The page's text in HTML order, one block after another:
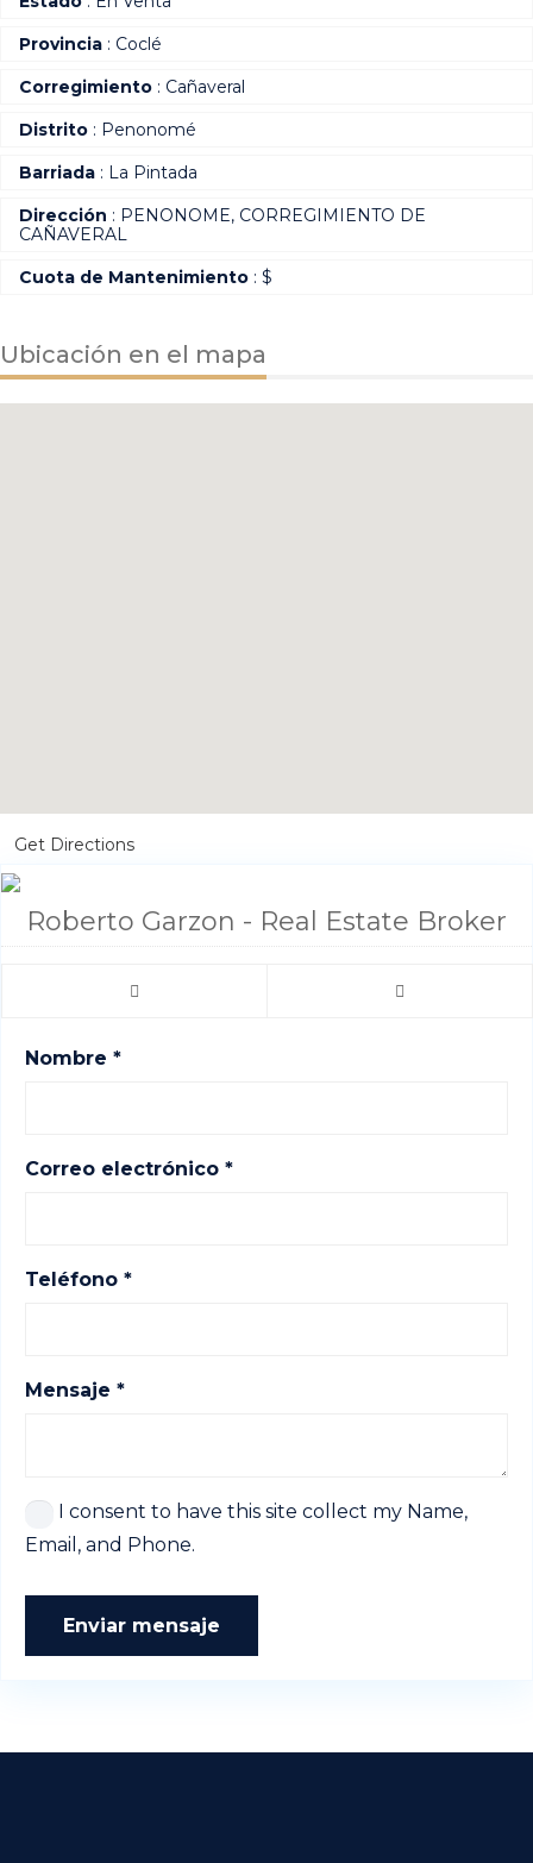
Provincia : Coclé
Corregimiento : Cañaveral
Distrito : Penonomé
Barriada : La Pintada
Dirección : PENONOME, CORREGIMIENTO DE
CAÑAVERAL
Cuota de Mantenimiento : $
Ubicación en el mapa
Get Directions
Roberto Garzon - Real Estate Broker
Nombre *
Correo electrónico *
Teléfono *
Mensaje *
I consent to have this site collect my Name,
Email, and Phone.
Enviar mensaje